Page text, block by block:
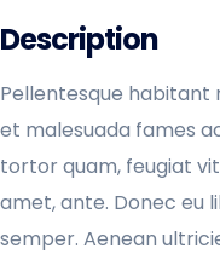
Description
Pellentesque habitant
et malesuada fames
tortor quam, feugiat
amet, ante. Donec eu
semper. Aenean